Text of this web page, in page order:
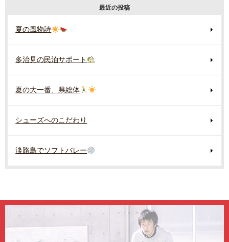
最近の投稿
夏の風物詩
多治見の民泊サポート
夏の大一番、県総体
シューズへのこだわり
淡路島でソフトバレー